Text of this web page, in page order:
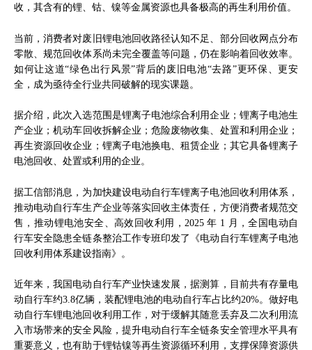
收，其含有的锂、钴、镍等金属资源也具备极高的再生利用价值。
当前，消费者对废旧锂电池回收路径认知不足、部分回收网点分布
零散、规范回收体系尚未完全覆盖等问题，仍在影响着回收效率。
如何让这道“绿色出行风景”背后的废旧电池“去路”更环保、更安
全，成为亟待全行业共同破解的现实课题。
据介绍，此次入选范围是锂离子电池综合利用企业；锂离子电池生
产企业；机动车回收拆解企业；危险废物收集、处置和利用企业；
再生资源回收企业；锂离子电池换电、租赁企业；其它具备锂离子
电池回收、处置或利用的企业。
据工信部消息，为加快建设电动自行车锂离子电池回收利用体系，
推动电动自行车生产企业等落实回收主体责任，方便消费者规范交
售，推动锂电池安全、高效回收利用，2025 年 1 月，全国电动自
行车安全隐患全链条整治工作专班印发了《电动自行车锂离子电池
回收利用体系建设指南》。
近年来，我国电动自行车产业快速发展，据测算，目前共有存量电
动自行车约3.8亿辆，装配锂电池的电动自行车占比约20%。做好电
动自行车锂电池回收利用工作，对于缓解其随意丢弃及二次利用流
入市场带来的安全风险，提升电动自行车全链条安全管理水平具有
重要意义，也有助于锂钴镍等再生资源循环利用，支撑保障资源供